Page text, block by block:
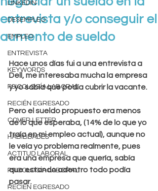
LINKEDIN
DESEMPLEO
EMPLEO
ENTREVISTA
KEYWORDS
PSICOLOGÍA LABORAL
RECIÉN EGRESADO
COVER LETTER
HABILIDADES
ACTITUD LABORAL
PSICOLOGÍA LABORAL
RECIÉN EGRESADO
entrevista y/o conseguir el
aumento de sueldo
Hace unos días fui a una entrevista a
Dell, me interesaba mucha la empresa
y yo sabía que podía cubrir la vacante.
Pero el sueldo propuesto era menos
de lo que esperaba, (14% de lo que yo
traía en mi empleo actual), aunque no
le veía yo problema realmente, pues
era una empresa que quería, sabía
que estando adentro todo podía
pasar.